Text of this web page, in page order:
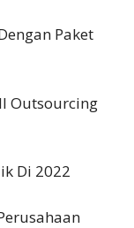
Paket
Outsourcing
Di 2022